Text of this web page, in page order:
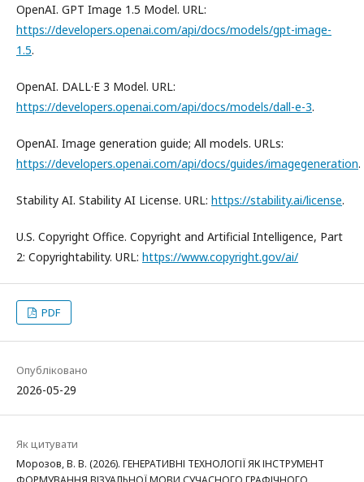
OpenAI. GPT Image 1.5 Model. URL:
https://developers.openai.com/api/docs/models/gpt-image-
1.5.
OpenAI. DALL·E 3 Model. URL:
https://developers.openai.com/api/docs/models/dall-e-3.
OpenAI. Image generation guide; All models. URLs:
https://developers.openai.com/api/docs/guides/imagegeneration.
Stability AI. Stability AI License. URL: https://stability.ai/license.
U.S. Copyright Office. Copyright and Artificial Intelligence, Part
2: Copyrightability. URL: https://www.copyright.gov/ai/
PDF
Опубліковано
2026-05-29
Як цитувати
Морозов, В. В. (2026). ГЕНЕРАТИВНІ ТЕХНОЛОГІЇ ЯК ІНСТРУМЕНТ